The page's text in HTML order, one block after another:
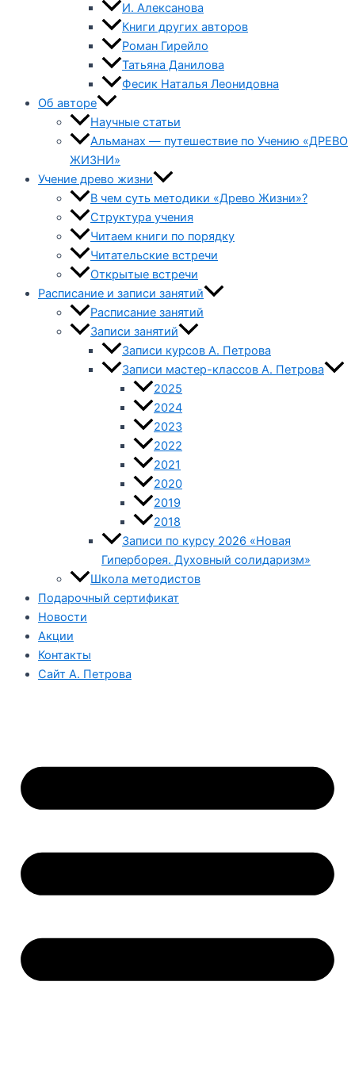
И. Алексанова
Книги других авторов
Роман Гирейло
Татьяна Данилова
Фесик Наталья Леонидовна
Об авторе
Научные статьи
Альманах — путешествие по Учению «ДРЕВО
ЖИЗНИ»
Учение древо жизни
В чем суть методики «Древо Жизни»?
Структура учения
Читаем книги по порядку
Читательские встречи
Открытые встречи
Расписание и записи занятий
Расписание занятий
Записи занятий
Записи курсов А. Петрова
Записи мастер-классов А. Петрова
2025
2024
2023
2022
2021
2020
2019
2018
Записи по курсу 2026 «Новая
Гиперборея. Духовный солидаризм»
Школа методистов
Подарочный сертификат
Новости
Акции
Контакты
Сайт А. Петрова